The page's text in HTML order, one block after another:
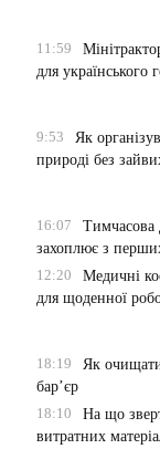
11:59
для українського
9:53
Як
природі без
16:07
Тимчасова
захоплює з
12:20
Медичні
для щоденної
18:19
Як
бар’єр
18:10
На що
витратних